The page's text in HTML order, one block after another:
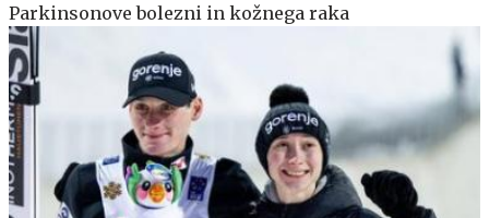
Parkinsonove bolezni in kožnega raka